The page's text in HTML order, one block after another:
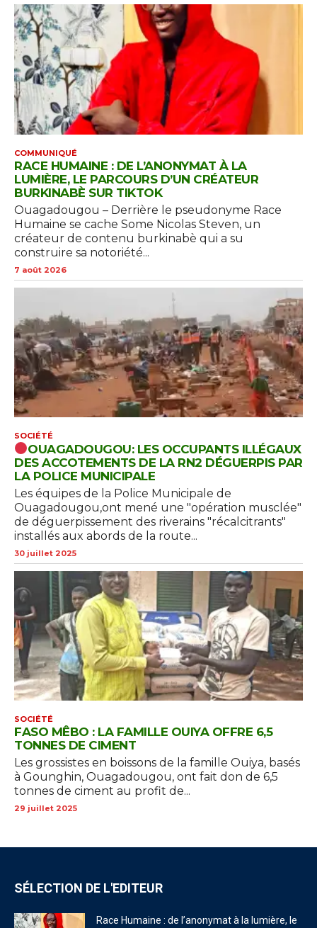
COMMUNIQUÉ
RACE HUMAINE : DE L’ANONYMAT À LA
LUMIÈRE, LE PARCOURS D’UN CRÉATEUR
BURKINABÈ SUR TIKTOK
Ouagadougou – Derrière le pseudonyme Race
Humaine se cache Some Nicolas Steven, un
créateur de contenu burkinabè qui a su
construire sa notoriété...
7 août 2026
SOCIÉTÉ
OUAGADOUGOU: LES OCCUPANTS ILLÉGAUX
DES ACCOTEMENTS DE LA RN2 DÉGUERPIS PAR
LA POLICE MUNICIPALE
Les équipes de la Police Municipale de
Ouagadougou,ont mené une "opération musclée"
de déguerpissement des riverains "récalcitrants"
installés aux abords de la route...
30 juillet 2025
SOCIÉTÉ
FASO MÊBO : LA FAMILLE OUIYA OFFRE 6,5
TONNES DE CIMENT
Les grossistes en boissons de la famille Ouiya, basés
à Gounghin, Ouagadougou, ont fait don de 6,5
tonnes de ciment au profit de...
29 juillet 2025
SÉLECTION DE L'EDITEUR
Race Humaine : de l’anonymat à la lumière, le